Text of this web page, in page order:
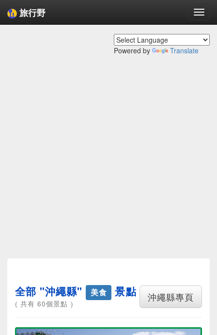
旅行野
Powered by Translate
沖繩縣專頁
全部 "沖繩縣" 美食 景點
( 共有 60個景點 )